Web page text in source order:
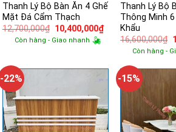
Thanh Lý Bộ Bàn Ăn 4 Ghế
Mặt Đá Cẩm Thạch
12,700,000₫ Giá
gốc
là:
10,400,000₫Giá
Còn hàng - Giao nhanh
Thanh Lý Bộ
Thông Minh
Khẩu
16,600,000₫
Còn hàng -
-22% -15%